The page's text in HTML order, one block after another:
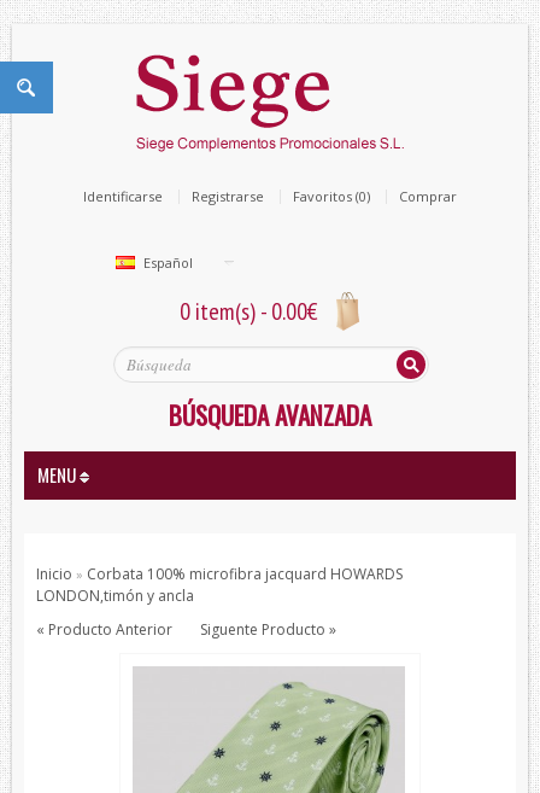
Español
Identificarse Registrarse Favoritos (0) Comprar
0 item(s) - 0.00€
BÚSQUEDA AVANZADA
MENU
Todos los Productos
Productos de protección
Chales/Foulares Devota&Lomba
Inicio » Corbata 100% microfibra jacquard HOWARDS
LONDON,timón y ancla
« Producto Anterior
Siguente Producto »